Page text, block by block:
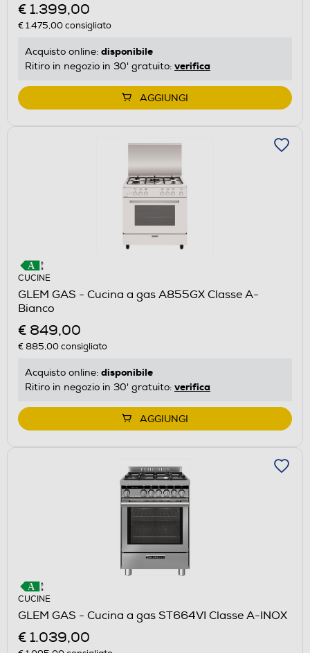
€ 1.399,00
€ 1.475,00consigliato
Acquisto online: disponibile
Ritiro in negozio in 30' gratuito: verifica
AGGIUNGI
CUCINE
GLEM GAS - Cucina a gas A855GX Classe A-
Bianco
€ 849,00
€ 885,00consigliato
Acquisto online: disponibile
Ritiro in negozio in 30' gratuito: verifica
AGGIUNGI
CUCINE
GLEM GAS - Cucina a gas ST664VI Classe A-INOX
€ 1.039,00